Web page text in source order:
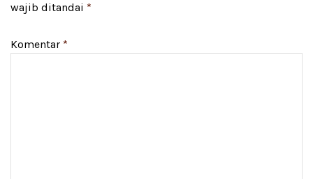
wajib ditandai *
Komentar *